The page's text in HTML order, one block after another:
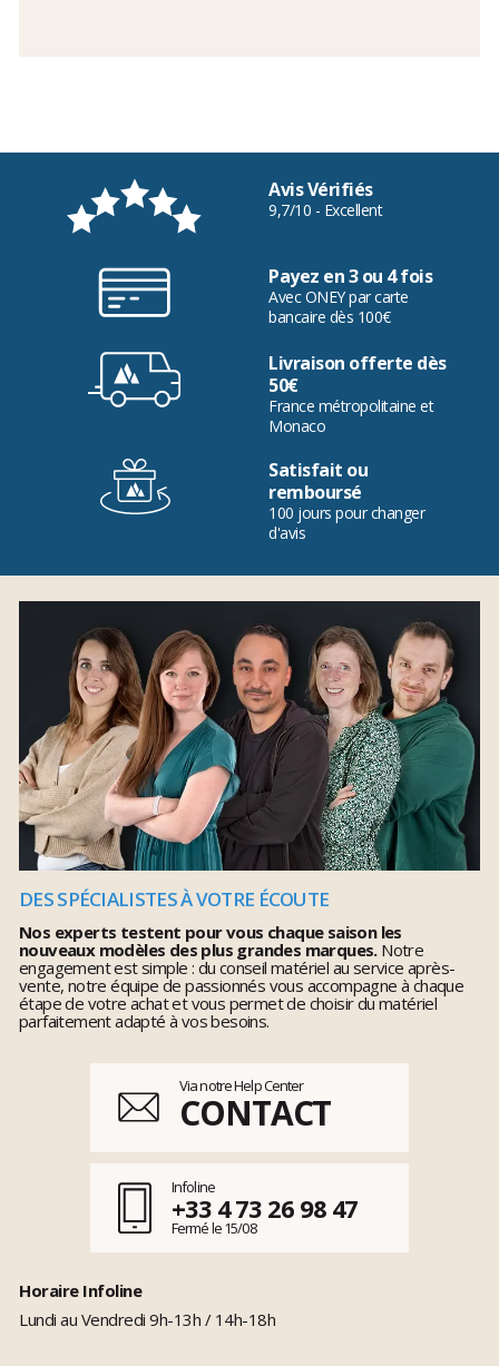
Avis Vérifiés
9,7/10 - Excellent
Payez en 3 ou 4 fois
Avec ONEY par carte
bancaire dès 100€
Livraison offerte dès
50€
France métropolitaine et
Monaco
Satisfait ou
remboursé
100 jours pour changer
d'avis
DES SPÉCIALISTES À VOTRE ÉCOUTE
Nos experts testent pour vous chaque saison les
nouveaux modèles des plus grandes marques.Notre
engagement est simple : du conseil matériel au service après-
vente, notre équipe de passionnés vous accompagne à chaque
étape de votre achat et vous permet de choisir du matériel
parfaitement adapté à vos besoins.
Via notre Help Center
CONTACT
Infoline
+33 4 73 26 98 47
Fermé le 15/08
Horaire Infoline
Lundi au Vendredi 9h-13h / 14h-18h